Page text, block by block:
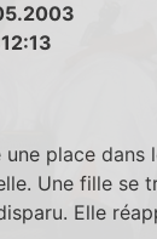
une place dans
Une fille se
Elle